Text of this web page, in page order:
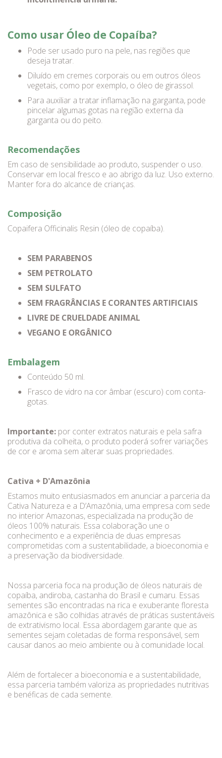
Como usar Óleo de Copaíba?
Pode ser usado puro na pele, nas regiões que
deseja tratar.
Diluído em cremes corporais ou em outros óleos
vegetais, como por exemplo, o óleo de girassol.
Para auxiliar a tratar inflamação na garganta, pode
pincelar algumas gotas na região externa da
garganta ou do peito.
Recomendações
Em caso de sensibilidade ao produto, suspender o uso.
Conservar em local fresco e ao abrigo da luz. Uso externo.
Manter fora do alcance de crianças.
Composição
Copaifera Officinalis Resin (óleo de copaíba).
SEM PARABENOS
SEM PETROLATO
SEM SULFATO
SEM FRAGRÂNCIAS E CORANTES ARTIFICIAIS
LIVRE DE CRUELDADE ANIMAL
VEGANO E ORGÂNICO
Embalagem
Conteúdo 50 ml.
Frasco de vidro na cor âmbar (escuro) com conta-
gotas.
Importante: por conter extratos naturais e pela safra
produtiva da colheita, o produto poderá sofrer variações
de cor e aroma sem alterar suas propriedades.
Cativa + D'Amazônia
Estamos muito entusiasmados em anunciar a parceria da
Cativa Natureza e a D’Amazônia, uma empresa com sede
no interior Amazonas, especializada na produção de
óleos 100% naturais. Essa colaboração une o
conhecimento e a experiência de duas empresas
comprometidas com a sustentabilidade, a bioeconomia e
a preservação da biodiversidade.
Nossa parceria foca na produção de óleos naturais de
copaíba, andiroba, castanha do Brasil e cumaru. Essas
sementes são encontradas na rica e exuberante floresta
amazônica e são colhidas através de práticas sustentáveis
de extrativismo local. Essa abordagem garante que as
sementes sejam coletadas de forma responsável, sem
causar danos ao meio ambiente ou à comunidade local.
Além de fortalecer a bioeconomia e a sustentabilidade,
essa parceria também valoriza as propriedades nutritivas
e benéficas de cada semente.